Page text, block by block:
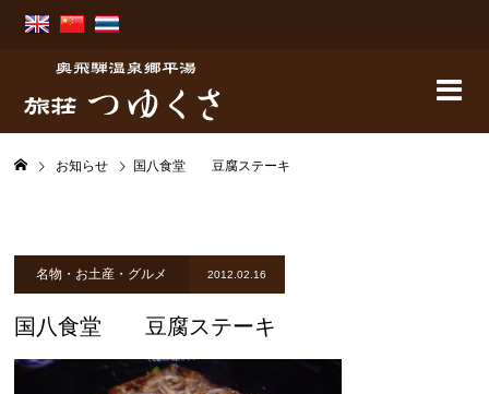
お知らせ 国八食堂 豆腐ステーキ
名物・お土産・グルメ 2012.02.16
国八食堂 豆腐ステーキ